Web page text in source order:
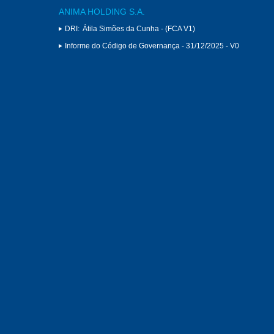
ANIMA HOLDING S.A.
DRI: Átila Simões da Cunha - (FCA V1)
Informe do Código de Governança - 31/12/2025 - V0